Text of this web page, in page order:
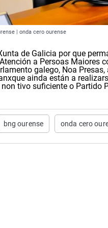
| onda cero ourense
de Galicia por que
a Persoas Maiores
galego, Noa
ainda están a
non tivo suficiente o
bng ourense onda cero